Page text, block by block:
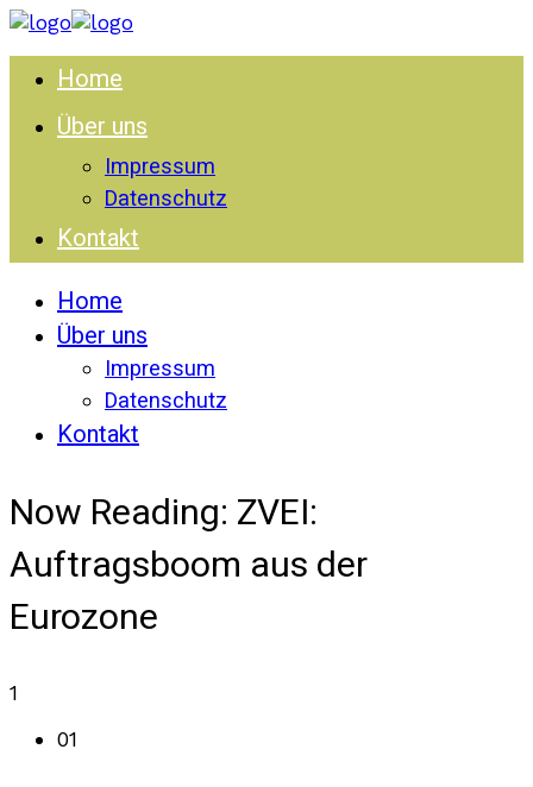
Home
Über uns
Impressum
Datenschutz
Kontakt
Home
Über uns
Impressum
Datenschutz
Kontakt
Now Reading: ZVEI:
Auftragsboom aus der
Eurozone
1
01